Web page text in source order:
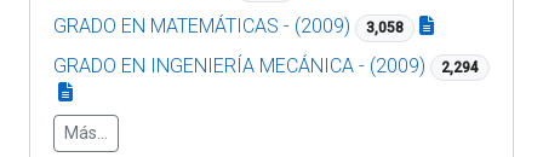
GRADO EN MATEMÁTICAS - (2009) 3,058
GRADO EN INGENIERÍA MECÁNICA - (2009) 2,294
Más...